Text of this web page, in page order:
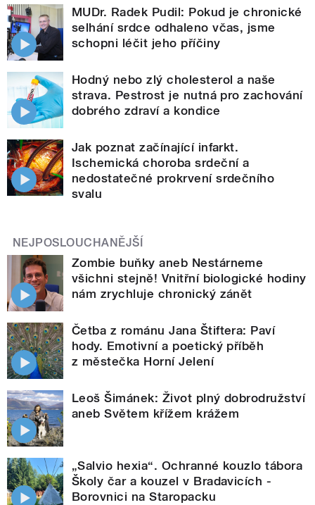
MUDr. Radek Pudil: Pokud je chronické
selhání srdce odhaleno včas, jsme
schopni léčit jeho příčiny
Hodný nebo zlý cholesterol a naše
strava. Pestrost je nutná pro zachování
dobrého zdraví a kondice
Jak poznat začínající infarkt.
Ischemická choroba srdeční a
nedostatečné prokrvení srdečního
svalu
NEJPOSLOUCHANĚJŠÍ
Zombie buňky aneb Nestárneme
všichni stejně! Vnitřní biologické hodiny
nám zrychluje chronický zánět
Četba z románu Jana Štiftera: Paví
hody. Emotivní a poetický příběh
z městečka Horní Jelení
Leoš Šimánek: Život plný dobrodružství
aneb Světem křížem krážem
„Salvio hexia“. Ochranné kouzlo tábora
Školy čar a kouzel v Bradavicích -
Borovnici na Staropacku